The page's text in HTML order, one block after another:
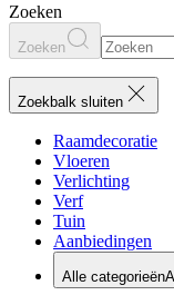
Zoeken
Zoeken
Zoekbalk sluiten
Raamdecoratie
Vloeren
Verlichting
Verf
Tuin
Aanbiedingen
Alle categorieën